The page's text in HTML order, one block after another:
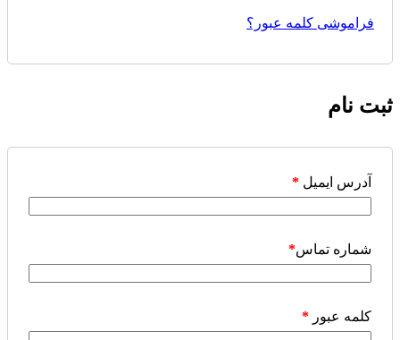
فراموشی کلمه عبور؟
ثبت نام
آدرس ایمیل *
شماره تماس*
کلمه عبور *